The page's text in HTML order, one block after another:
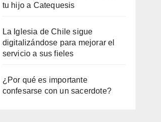
tu hijo a Catequesis
La Iglesia de Chile sigue
digitalizándose para mejorar el
servicio a sus fieles
¿Por qué es importante
confesarse con un sacerdote?